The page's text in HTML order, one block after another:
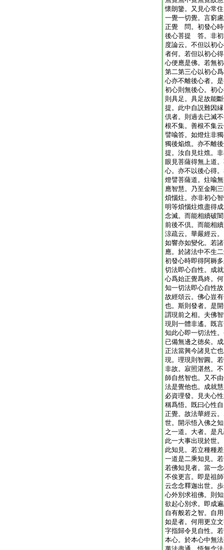
懷朗鑒。又見心常
一覺一切覺。言窮
正覺 問。初發心時
後心菩提 答。非初
度論云。不但以初
者何。若但以初心
心便應是佛。若無
第二第三心以初心
心亦不離後心者。
初心則無後心。初
則具足。具足故能
提。此中自説難因
倶者。則過去已滅
根不集。善根不集
譬喩答。如燈炷非
獨後焔燋。亦不離
提。汝自見炷燋。
眼見菩薩得無上道
心。亦不以後心得
燈譬菩薩道。炷喩
應智慧。乃至金剛
煩惱炷。亦非初心
明等煩惱炷燋盡得
念滅。而能相續破
前後不倶。而能相
涼疏云。華嚴經云
如響亦如變化。若
應。於諸法中不生
初發心時即得阿耨
切法即心自性。成
心爲始正覺爲終。
知一切法即心自性
故經頌云。佛心豈
也。斯則發者。是
謂現前之相。夫佛
現則一體非遙。既
知此心即一切法性
已備無邊之徳矣。
正法當興今諸見亡
現。理現則智圓。
非故。寂照湛然。
師自然智也。又不
法是覺他也。成就
必資理發。見夫心
稱爲悟。既曰心性
正覺。故法華經云
世。開示悟入佛之
之一道。大者。是
此一大事出現於世
此知見。若立種種
一道是二乘知見。
若佛知見者。當一
不俟更言。即是祖
云念念釋迦出世。
心外別求祖佛。則
欲起心別求。即成
自有般若之智。自
如是者。何用更立
字指歸令見自性。
本心。於本心中無